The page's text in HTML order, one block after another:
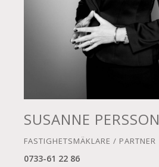
SUSANNE PERSSON
FASTIGHETSMÄKLARE / PARTNER
0733-61 22 86